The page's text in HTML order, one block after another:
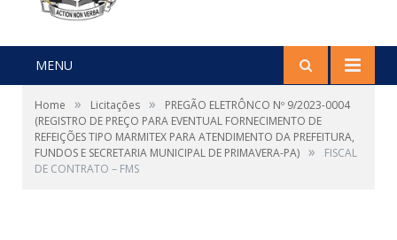
MENU
Home » Licitações »
PREGÃO ELETRÔNCO Nº 9/2023-0004
(REGISTRO DE PREÇO PARA EVENTUAL FORNECIMENTO DE
REFEIÇÕES TIPO MARMITEX PARA ATENDIMENTO DA PREFEITURA,
FUNDOS E SECRETARIA MUNICIPAL DE PRIMAVERA-PA) »
FISCAL
DE CONTRATO – FMS